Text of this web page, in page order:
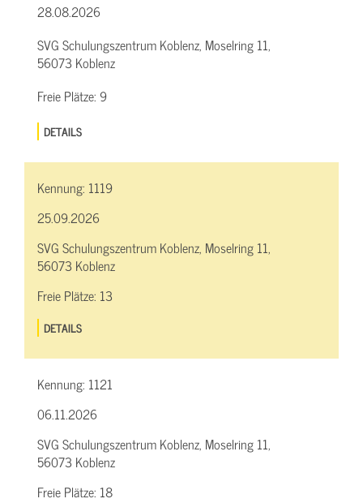
28.08.2026
SVG Schulungszentrum Koblenz, Moselring 11,
56073 Koblenz
Freie Plätze: 9
DETAILS
Kennung: 1119
25.09.2026
SVG Schulungszentrum Koblenz, Moselring 11,
56073 Koblenz
Freie Plätze: 13
DETAILS
Kennung: 1121
06.11.2026
SVG Schulungszentrum Koblenz, Moselring 11,
56073 Koblenz
Freie Plätze: 18